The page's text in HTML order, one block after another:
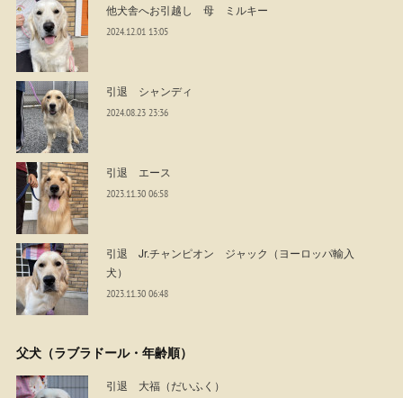
他犬舎へお引越し 母 ミルキー
2024.12.01 13:05
引退 シャンディ
2024.08.23 23:36
引退 エース
2023.11.30 06:58
引退 Jr.チャンピオン ジャック（ヨーロッパ輸入
犬）
2023.11.30 06:48
父犬（ラブラドール・年齢順）
引退 大福（だいふく）